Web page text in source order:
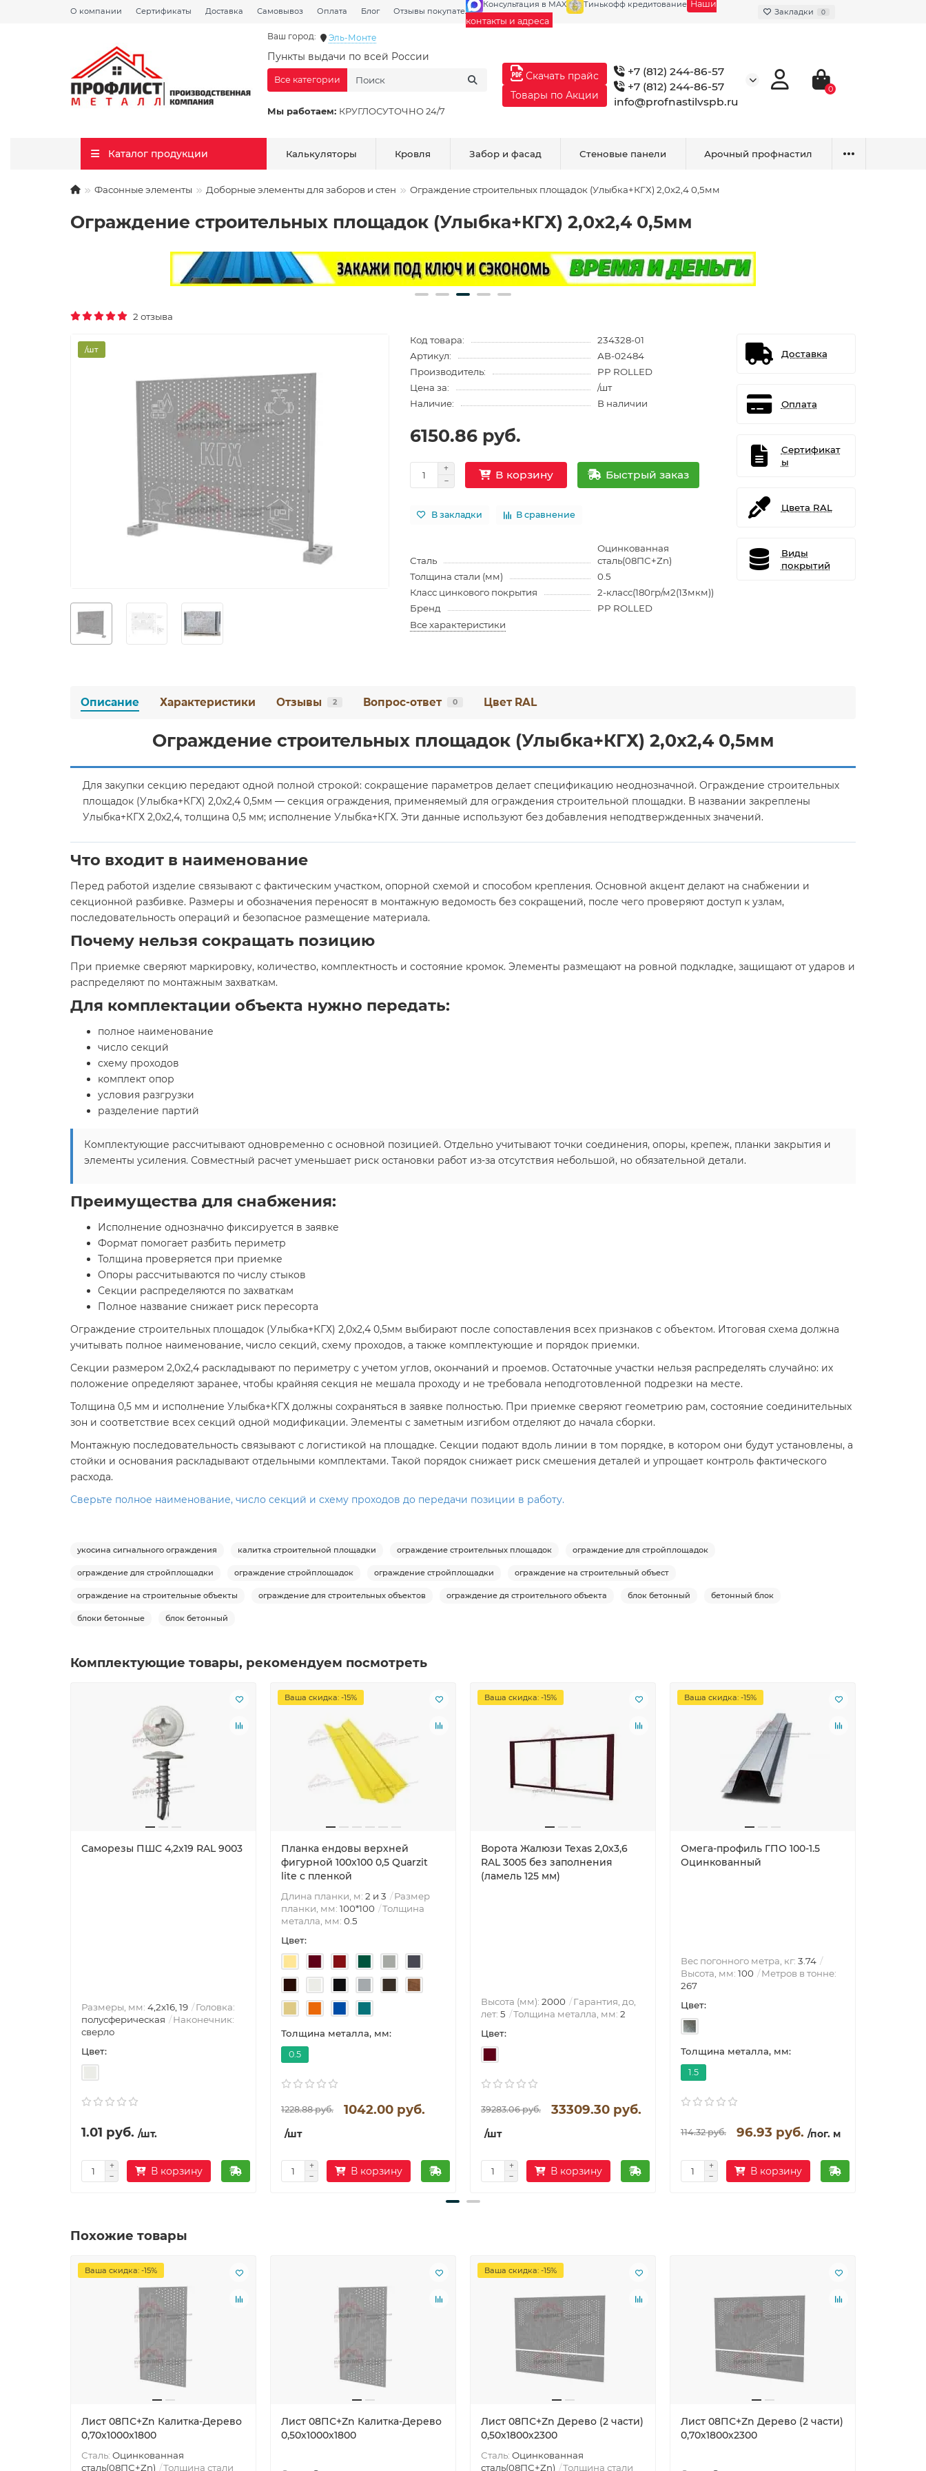
О компании Сертификаты Доставка Самовывоз Оплата Блог Отзывы покупателей Галерея
Консультация в MAX Тинькофф кредитование Наши
контакты и адреса
Закладки 0
Ваш город: Эль-Монте
Пункты выдачи по всей России
Мы работаем: КРУГЛОСУТОЧНО 24/7
Все категории
Скачать прайс
Товары по Акции
+7 (812) 244-86-57
+7 (812) 244-86-57
info@profnastilvspb.ru
0
Каталог продукции Калькуляторы Кровля Забор и фасад Стеновые панели Арочный профнастил
Фасонные элементы Доборные элементы для заборов и стен Ограждение строительных площадок (Улыбка+КГХ) 2,0х2,4 0,5мм
Ограждение строительных площадок (Улыбка+КГХ) 2,0х2,4 0,5мм
2 отзыва
/шт
Код товара:
234328-01
Артикул:
АВ-02484
Производитель:
PP ROLLED
Цена за:
/шт
Наличие:
В наличии
6150.86 руб.
В корзину Быстрый заказ
В закладки В сравнение
Сталь
Оцинкованная
сталь(08ПС+Zn)
Толщина стали (мм)
0.5
Класс цинкового покрытия
2-класс(180гр/м2(13мкм))
Бренд
PP ROLLED
Все характеристики
Доставка
Оплата
Сертификат
ы
Цвета RAL
Виды
покрытий
Описание Характеристики Отзывы 2 Вопрос-ответ 0 Цвет RAL
Ограждение строительных площадок (Улыбка+КГХ) 2,0х2,4 0,5мм
Для закупки секцию передают одной полной строкой: сокращение параметров делает спецификацию неоднозначной. Ограждение строительных
площадок (Улыбка+КГХ) 2,0х2,4 0,5мм — секция ограждения, применяемый для ограждения строительной площадки. В названии закреплены
Улыбка+КГХ 2,0х2,4, толщина 0,5 мм; исполнение Улыбка+КГХ. Эти данные используют без добавления неподтвержденных значений.
Что входит в наименование
Перед работой изделие связывают с фактическим участком, опорной схемой и способом крепления. Основной акцент делают на снабжении и
секционной разбивке. Размеры и обозначения переносят в монтажную ведомость без сокращений, после чего проверяют доступ к узлам,
последовательность операций и безопасное размещение материала.
Почему нельзя сокращать позицию
При приемке сверяют маркировку, количество, комплектность и состояние кромок. Элементы размещают на ровной подкладке, защищают от ударов и
распределяют по монтажным захваткам.
Для комплектации объекта нужно передать:
полное наименование
число секций
схему проходов
комплект опор
условия разгрузки
разделение партий
Комплектующие рассчитывают одновременно с основной позицией. Отдельно учитывают точки соединения, опоры, крепеж, планки закрытия и
элементы усиления. Совместный расчет уменьшает риск остановки работ из-за отсутствия небольшой, но обязательной детали.
Преимущества для снабжения:
Исполнение однозначно фиксируется в заявке
Формат помогает разбить периметр
Толщина проверяется при приемке
Опоры рассчитываются по числу стыков
Секции распределяются по захваткам
Полное название снижает риск пересорта
Ограждение строительных площадок (Улыбка+КГХ) 2,0х2,4 0,5мм выбирают после сопоставления всех признаков с объектом. Итоговая схема должна
учитывать полное наименование, число секций, схему проходов, а также комплектующие и порядок приемки.
Секции размером 2,0х2,4 раскладывают по периметру с учетом углов, окончаний и проемов. Остаточные участки нельзя распределять случайно: их
положение определяют заранее, чтобы крайняя секция не мешала проходу и не требовала неподготовленной подрезки на месте.
Толщина 0,5 мм и исполнение Улыбка+КГХ должны сохраняться в заявке полностью. При приемке сверяют геометрию рам, состояние соединительных
зон и соответствие всех секций одной модификации. Элементы с заметным изгибом отделяют до начала сборки.
Монтажную последовательность связывают с логистикой на площадке. Секции подают вдоль линии в том порядке, в котором они будут установлены, а
стойки и основания раскладывают отдельными комплектами. Такой порядок снижает риск смешения деталей и упрощает контроль фактического
расхода.
Сверьте полное наименование, число секций и схему проходов до передачи позиции в работу.
укосина сигнального ограждения калитка строительной площадки ограждение строительных площадок ограждение для стройплощадок
ограждение для стройплощадки ограждение стройплощадок ограждение стройплощадки ограждение на строительный объест
ограждение на строительные объекты ограждение для строительных объектов ограждение дя строительного объекта блок бетонный бетонный блок
блоки бетонные блок бетонный
Комплектующие товары, рекомендуем посмотреть
Саморезы ПШС 4,2х19 RAL 9003
Размеры, мм: 4,2х16, 19
Головка:
полусферическая
Наконечник:
сверло
Цвет:
1.01 руб. /шт.
В корзину
Ваша скидка: -15%
Планка ендовы верхней
фигурной 100x100 0,5 Quarzit
lite с пленкой
Длина планки, м: 2 и 3
Размер
планки, мм: 100*100
Толщина
металла, мм: 0.5
Цвет:
Толщина металла, мм:
0.5
1228.88 руб. 1042.00 руб.
/шт
В корзину
Ваша скидка: -15%
Ворота Жалюзи Texas 2,0х3,6
RAL 3005 без заполнения
(ламель 125 мм)
Высота (мм): 2000
Гарантия, до,
лет: 5 Толщина металла, мм: 2
Цвет:
39283.06 руб. 33309.30 руб.
/шт
В корзину
Ваша скидка: -15%
Омега-профиль ГПО 100-1.5
Оцинкованный
Вес погонного метра, кг: 3.74
Высота, мм: 100
Метров в тонне:
267
Цвет:
Толщина металла, мм:
1.5
114.32 руб. 96.93 руб. /пог. м
В корзину
Похожие товары
Ваша скидка: -15%
Лист 08ПС+Zn Калитка-Дерево
0,70х1000х1800
Сталь: Оцинкованная
сталь(08ПС+Zn)
Толщина стали
Лист 08ПС+Zn Калитка-Дерево
0,50х1000х1800
Ваша скидка: -15%
Лист 08ПС+Zn Дерево (2 части)
0,50х1800х2300
Сталь: Оцинкованная
сталь(08ПС+Zn)
Толщина стали
Лист 08ПС+Zn Дерево (2 части)
0,70х1800х2300